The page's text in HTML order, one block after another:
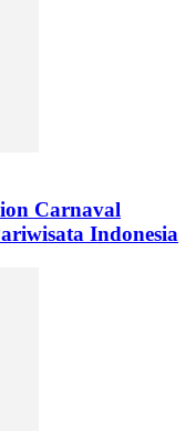
Carnaval
Indonesia